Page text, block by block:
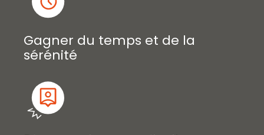
Gagner du temps et de la
sérénité